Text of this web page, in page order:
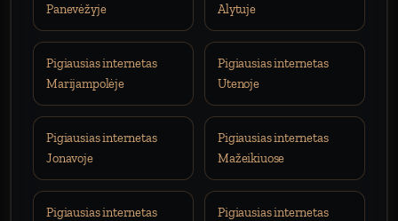
Panevėžyje
Alytuje
Pigiausias internetas
Marijampolėje
Pigiausias internetas
Utenoje
Pigiausias internetas
Jonavoje
Pigiausias internetas
Mažeikiuose
Pigiausias internetas
Pigiausias internetas